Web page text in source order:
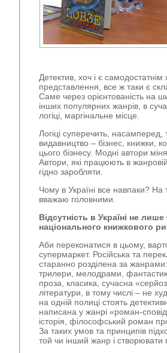
Детектив, хоч і є
представлення, все ж таки є
Саме через орієнтованість на
інших популярних жанрів, в
логіці, маргінальне місце.
Логіці суперечить,
видавництво – бізнес, книжки,
цього бізнесу. Модні автори
Автори, які працюють в
гідно заробляти.
Чому в Україні все навпаки? На
вважаю головними.
Відсутність в Україні не
національного книжкового
Аби переконатися в цьому,
супермаркет. Російська та
старанно розділена за
трилери, мелодрами,
проза, класика, сучасна
літератури, в тому числі – не
на одній полиці стоять
написана у жанрі «роман-
історія, філософський роман
За таких умов та принципів
той чи інший жанр і